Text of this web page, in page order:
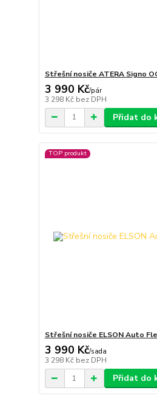
Střešní nosiče ATERA Signo
3 990 Kč/pár
3 298 Kč bez DPH
Přidat do
TOP produkt
Střešní nosiče ELSON Auto
3 990 Kč/sada
3 298 Kč bez DPH
Přidat do